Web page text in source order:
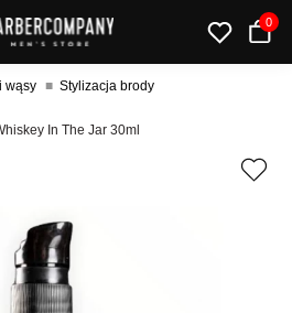
0
wąsy
Stylizacja brody
In The Jar 30ml